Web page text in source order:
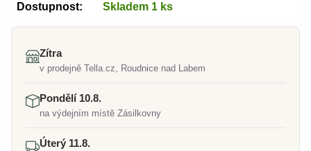
Dostupnost: Skladem 1 ks
Zítra
v prodejně Tella.cz, Roudnice nad Labem
Pondělí 10.8.
na výdejním místě Zásilkovny
Úterý 11.8.